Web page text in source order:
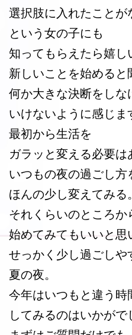
選択肢に入れたことが
という女の子にも
知ってもらえたら嬉し
新しいことを始めると
何か大きな決断をしな
いけないように感じま
最初から生活を
ガラッと変える必要は
いつもの夜の過ごし方
ほんの少し変えてみる。
それくらいのところか
始めてみてもいいと思
せっかく少し過ごしや
夏の夜。
今年はいつもと違う時
してみるのはいかがで